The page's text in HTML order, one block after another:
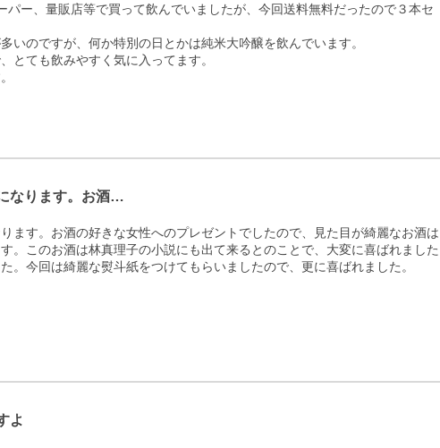
パー、量販店等で買って飲んでいましたが、今回送料無料だったので３本セ
いのですが、何か特別の日とかは純米大吟醸を飲んでいます。
とても飲みやすく気に入ってます。
なります。お酒…
ます。お酒の好きな女性へのプレゼントでしたので、見た目が綺麗なお酒は
。このお酒は林真理子の小説にも出て来るとのことで、大変に喜ばれました
。今回は綺麗な熨斗紙をつけてもらいましたので、更に喜ばれました。
よ